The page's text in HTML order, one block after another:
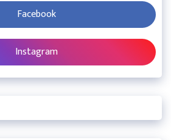
Facebook
Instagram